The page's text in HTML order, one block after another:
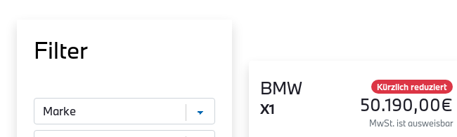
Filter
BMW
X1
Kürzlich reduziert
50.190,00€
MwSt. ist ausweisbar